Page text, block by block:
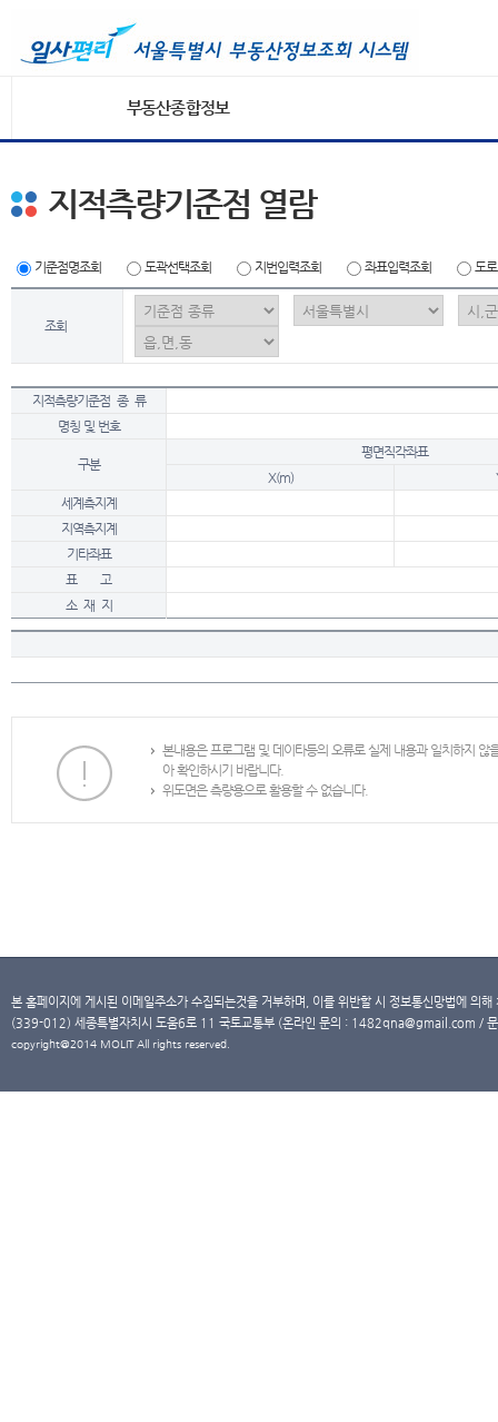
부동산종합정보
지적측량기준점 열람
기준점명조회 도곽선택조회 지번입력조회 좌표입력조회 도
조회
지적측량기준점 종 류
명칭 및 번호
구분
평면직각좌표
X(m)
세계측지계
지역측지계
기타좌표
표 고
소 재 지
본내용은 프로그램 및 데이타등의 오류로 실제 내용과 일치하지
아 확인하시기 바랍니다.
위도면은 측량용으로 활용할 수 없습니다.
본 홈페이지에 게시된 이메일주소가 수집되는것을 거부하며, 이를 위반할 시 정보통신망법에 의
(339-012) 세종특별자치시 도움6로 11 국토교통부 (온라인 문의 : 1482qna@gmail.com /
copyright@2014 MOLIT All rights reserved.